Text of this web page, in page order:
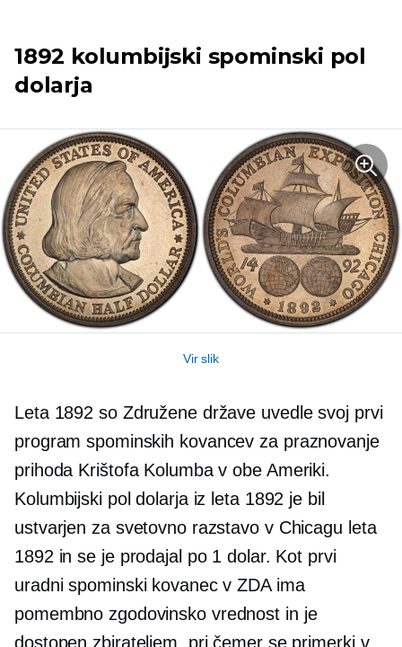
1892 kolumbijski spominski pol
dolarja
Vir slik
Leta 1892 so Združene države uvedle svoj prvi
program spominskih kovancev za praznovanje
prihoda Krištofa Kolumba v obe Ameriki.
Kolumbijski pol dolarja iz leta 1892 je bil
ustvarjen za svetovno razstavo v Chicagu leta
1892 in se je prodajal po 1 dolar. Kot prvi
uradni spominski kovanec v ZDA ima
pomembno zgodovinsko vrednost in je
dostopen zbirateljem, pri čemer se primerki v